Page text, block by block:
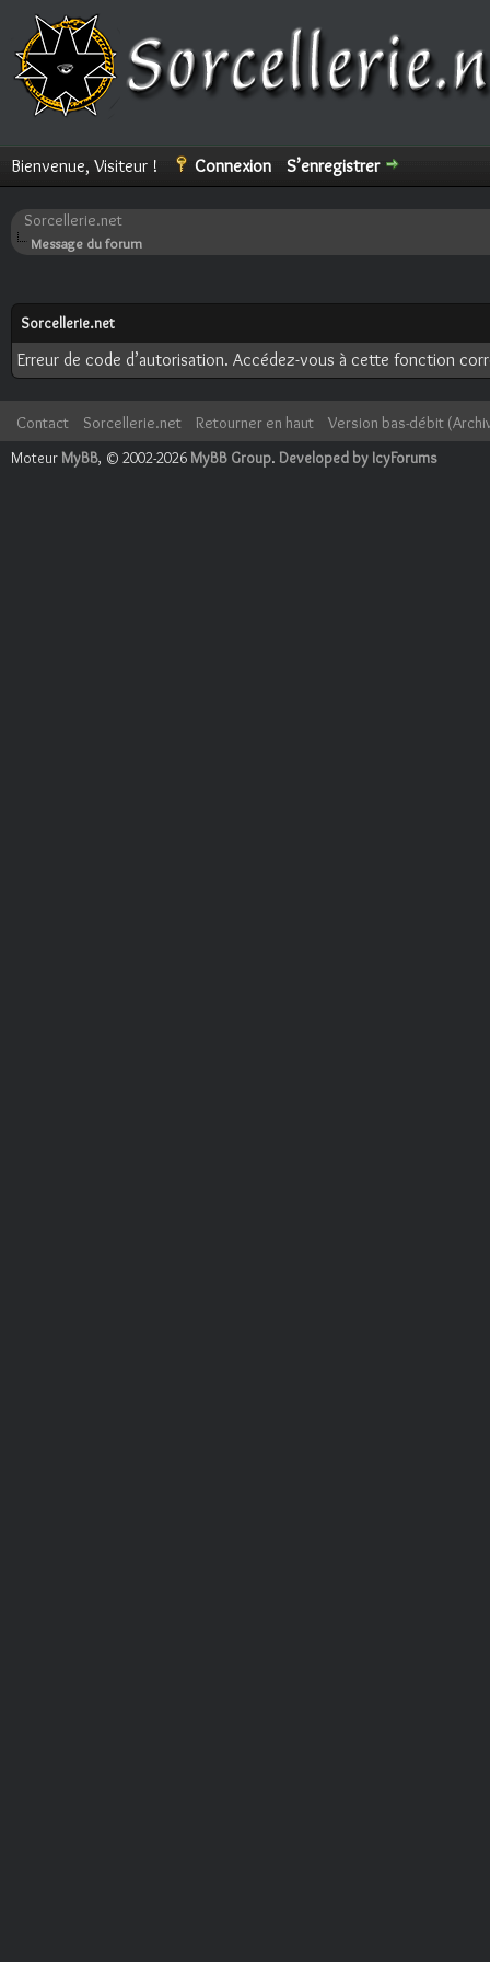
Bienvenue, Visiteur ! Connexion S’enregistrer
Sorcellerie.net
Message du forum
Sorcellerie.net
Erreur de code d’autorisation. Accédez-vous à cette fonction
Contact Sorcellerie.net Retourner en haut
Version bas-débit
Moteur MyBB, © 2002-2026 MyBB Group. Developed by IcyForums